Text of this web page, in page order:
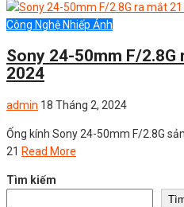
Công Nghệ Nhiếp Ảnh
Sony 24-50mm F/2.8G
2024
admin 18 Tháng 2, 2024
Ống kính Sony 24-50mm F/2.8G
21 Read More
Tìm kiếm